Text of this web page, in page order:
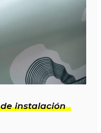
instalación